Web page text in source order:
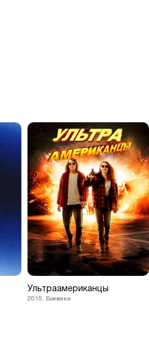
Ультраамериканцы
2015, Боевики